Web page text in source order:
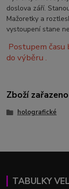
doslova září.
Mažoretky a
vystoupení stane
Postupem
do výběru .
Zboží
holografické
TABULKY